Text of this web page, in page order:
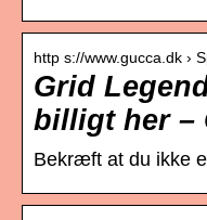
http s://www.gucca.dk ›
Grid
billigt her –
Bekræft at du ikke